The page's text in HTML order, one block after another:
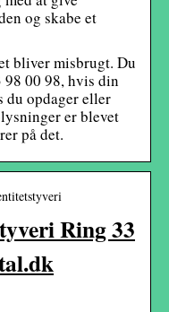
og skabe et
bliver misbrugt. Du
00 98, hvis din
du opdager eller
er blevet
på det.
Ring 33